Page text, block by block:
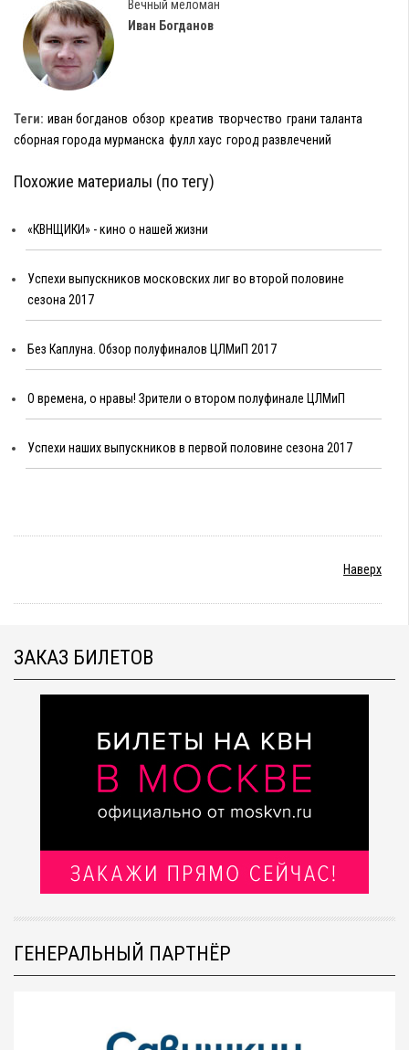
Вечный меломан
Иван Богданов
Теги: иван богданов обзор креатив творчество грани таланта
сборная города мурманска фулл хаус город развлечений
Похожие материалы (по тегу)
«КВНЩИКИ» - кино о нашей жизни
Успехи выпускников московских лиг во второй половине
сезона 2017
Без Каплуна. Обзор полуфиналов ЦЛМиП 2017
О времена, о нравы! Зрители о втором полуфинале ЦЛМиП
Успехи наших выпускников в первой половине сезона 2017
Наверх
ЗАКАЗ БИЛЕТОВ
ГЕНЕРАЛЬНЫЙ ПАРТНЁР